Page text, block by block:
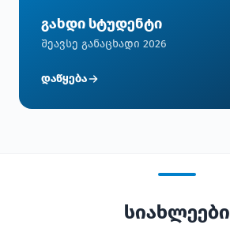
გახდი სტუდენტი
შეავსე განაცხადი 2026
დაწყება
სიახლეები